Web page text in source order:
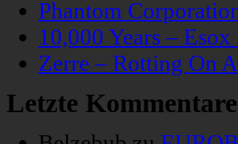
Phantom
10,000 Years –
Zerre – Rotting On
Letzte Kommentare